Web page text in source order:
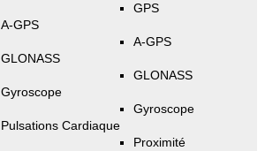
A-GPS
GLONASS
Gyroscope
Pulsations Cardiaque
GPS
A-GPS
GLONASS
Gyroscope
Proximité